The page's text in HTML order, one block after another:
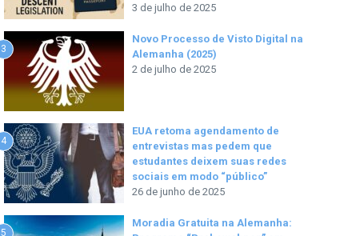
3 de julho de 2025
3
Novo Processo de Visto Digital na
Alemanha (2025)
2 de julho de 2025
4
EUA retoma agendamento de
entrevistas mas pedem que
estudantes deixem suas redes
sociais em modo “público”
26 de junho de 2025
5
Moradia Gratuita na Alemanha: